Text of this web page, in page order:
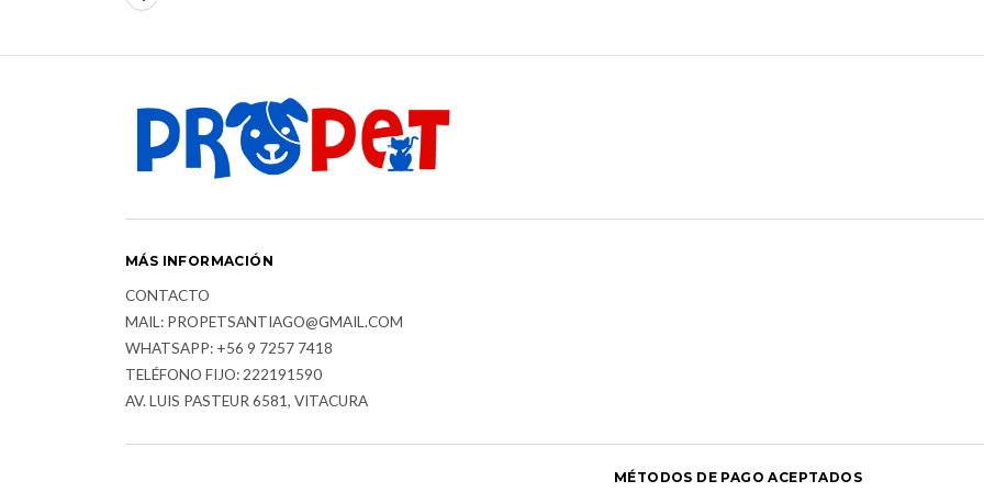
MÁS INFORMACIÓN
CONTACTO
MAIL: PROPETSANTIAGO@GMAIL.COM
WHATSAPP: +56 9 7257 7418
TELÉFONO FIJO: 222191590
AV. LUIS PASTEUR 6581, VITACURA
MÉTODOS DE PAGO ACEPTADOS